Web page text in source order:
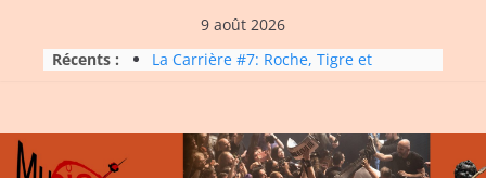
content
9 août 2026
Récents :
La Carrière #7: Roche, Tigre et
Micro Festival #16, maxi line-